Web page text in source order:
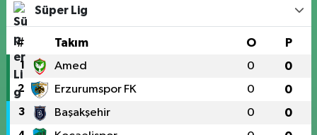
Süper Lig
# Takım O P
1 Amed 0 0
2 Erzurumspor FK 0 0
3 Başakşehir 0 0